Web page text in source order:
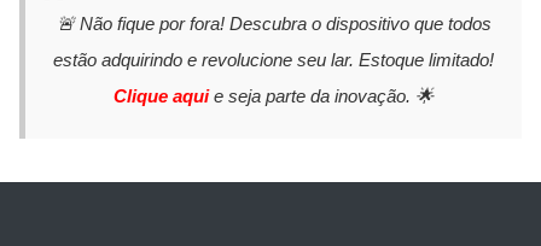
🚨 Não fique por fora! Descubra o dispositivo que todos
estão adquirindo e revolucione seu lar. Estoque limitado!
Clique aquie seja parte da inovação. 🌟